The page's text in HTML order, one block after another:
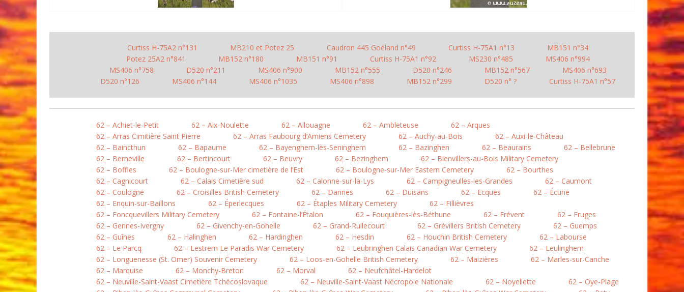
Curtiss H-75A2 n°131 MB210 et Potez 25 Caudron 445 Goéland n°49 Curtiss H-75A1 n°13
MB151 n°34
Potez 25A2 n°841
MB152 n°180 MB151 n°91 Curtiss H-75A1 n°92 MS230 n°485
MS406 n°994
MS406 n°758
D520 n°211 MS406 n°900 MB152 n°555 D520 n°246 MB152 n°567
MS406 n°693
D520 n°126
MS406 n°144 MS406 n°1035 MS406 n°898 MB152 n°299 D520 n° ? Curtiss H-75A1 n°57
62 – Achiet-le-Petit 62 – Aix-Noulette 62 – Allouagne 62 – Ambleteuse
62 – Arques
62 – Arras Cimitière Saint Pierre
62 – Arras Faubourg d’Amiens Cemetery 62 – Auchy-au-Bois
62 – Auxi-le-Château
62 – Baincthun
62 – Bapaume 62 – Bayenghem-lès-Seninghem 62 – Bazinghen 62 – Beaurains
62 – Bellebrune
62 – Berneville
62 – Bertincourt 62 – Beuvry 62 – Bezinghem
62 – Bienvillers-au-Bois Military Cemetery
62 – Boffles
62 – Boulogne-sur-Mer cimetière de l’Est 62 – Boulogne-sur-Mer Eastern Cemetery
62 – Bourthes
62 – Cagnicourt
62 – Calais Cimetière sud 62 – Calonne-sur-la-Lys 62 – Campigneulles-les-Grandes
62 – Caumont
62 – Coulogne
62 – Croisilles British Cemetery 62 – Dannes 62 – Duisans 62 – Ecques
62 – Écurie
62 – Enquin-sur-Baillons
62 – Éperlecques 62 – Étaples Military Cemetery
62 – Fillièvres
62 – Foncquevillers Military Cemetery
62 – Fontaine-l’Étalon 62 – Fouquières-lès-Béthune 62 – Frévent
62 – Fruges
62 – Gennes-Ivergny
62 – Givenchy-en-Gohelle 62 – Grand-Rullecourt 62 – Grévillers British Cemetery
62 – Guemps
62 – Guînes
62 – Halinghen 62 – Hardinghen 62 – Hesdin 62 – Houchin British Cemetery
62 – Labourse
62 – Le Parcq
62 – Lestrem Le Paradis War Cemetery 62 – Leubringhen Calais Canadian War Cemetery
62 – Leulinghem
62 – Longuenesse (St. Omer) Souvenir Cemetery
62 – Loos-en-Gohelle British Cemetery 62 – Maizières
62 – Marles-sur-Canche
62 – Marquise
62 – Monchy-Breton 62 – Morval
62 – Neufchâtel-Hardelot
62 – Neuville-Saint-Vaast Cimetière Tchécoslovaque
62 – Neuville-Saint-Vaast Nécropole Nationale 62 – Noyellette
62 – Oye-Plage